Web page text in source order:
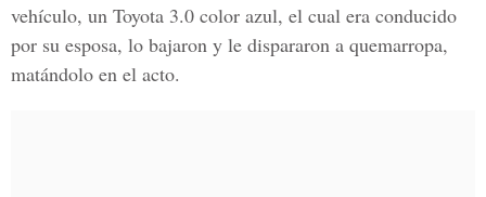
vehículo, un Toyota 3.0 color azul, el cual era conducido
por su esposa, lo bajaron y le dispararon a quemarropa,
matándolo en el acto.